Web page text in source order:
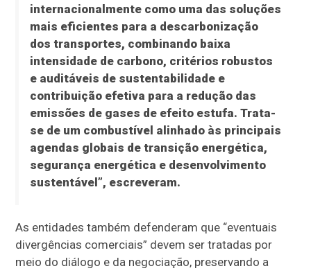
internacionalmente como uma das soluções
mais eficientes para a descarbonização
dos transportes, combinando baixa
intensidade de carbono, critérios robustos
e auditáveis de sustentabilidade e
contribuição efetiva para a redução das
emissões de gases de efeito estufa. Trata-
se de um combustível alinhado às principais
agendas globais de transição energética,
segurança energética e desenvolvimento
sustentável”, escreveram.
As entidades também defenderam que “eventuais
divergências comerciais” devem ser tratadas por
meio do diálogo e da negociação, preservando a